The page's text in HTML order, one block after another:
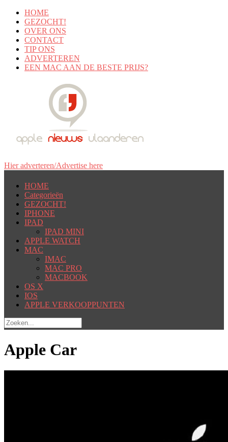
HOME
GEZOCHT!
OVER ONS
CONTACT
TIP ONS
ADVERTEREN
EEN MAC AAN DE BESTE PRIJS?
Hier adverteren/Advertise here
HOME
Categorieën
GEZOCHT!
IPHONE
IPAD
IPAD MINI
APPLE WATCH
MAC
IMAC
MAC PRO
MACBOOK
OS X
IOS
APPLE VERKOOPPUNTEN
Apple Car